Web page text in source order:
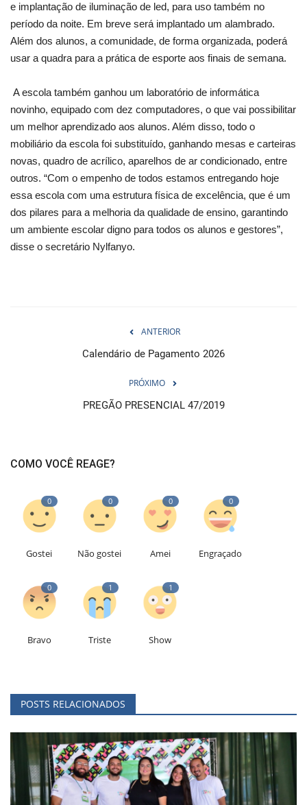
e implantação de iluminação de led, para uso também no
período da noite. Em breve será implantado um alambrado.
Além dos alunos, a comunidade, de forma organizada, poderá
usar a quadra para a prática de esporte aos finais de semana.
A escola também ganhou um laboratório de informática
novinho, equipado com dez computadores, o que vai possibilitar
um melhor aprendizado aos alunos. Além disso, todo o
mobiliário da escola foi substituído, ganhando mesas e carteiras
novas, quadro de acrílico, aparelhos de ar condicionado, entre
outros. “Com o empenho de todos estamos entregando hoje
essa escola com uma estrutura física de excelência, que é um
dos pilares para a melhoria da qualidade de ensino, garantindo
um ambiente escolar digno para todos os alunos e gestores”,
disse o secretário Nylfanyo.
ANTERIOR
Calendário de Pagamento 2026
PRÓXIMO
PREGÃO PRESENCIAL 47/2019
COMO VOCÊ REAGE?
0
Gostei
0
Não gostei
0
Amei
0
Engraçado
0
Bravo
1
Triste
1
Show
POSTS RELACIONADOS